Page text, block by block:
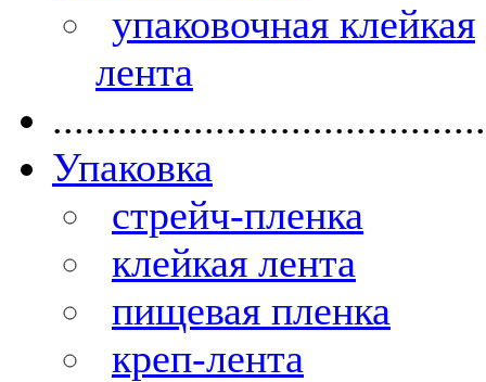
упаковочная клейкая
лента
Упаковка
стрейч-пленка
клейкая лента
пищевая пленка
креп-лента